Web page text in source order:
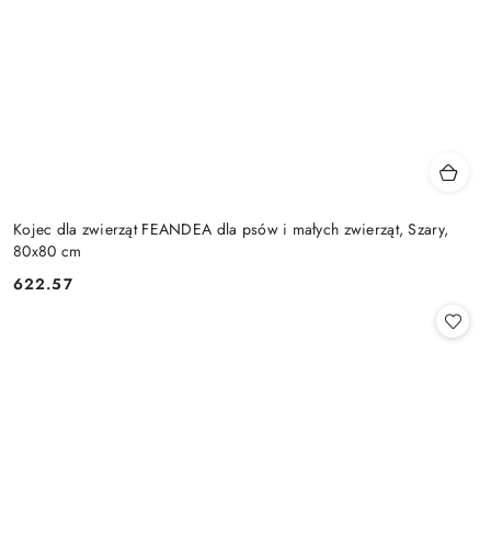
Kojec dla zwierząt FEANDEA dla psów i małych zwierząt, Szary,
80x80 cm
Cena:
622.57